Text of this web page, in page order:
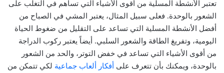
تعتبر الأنشطة المسلية من أقوى الأشياء التي تساهم في التغلب على
الشعور بالوحدة. فعلى سبيل المثال، يعتبر المشي في الصباح من
أفضل الأنشطة المسلية التي تساعد على التقليل من ضغوط الحياة
اليومية، وتفريغ الطاقة والشعور السلبي. أيضاً يعتبر ركوب الدراجة
من أقوى الأشياء التي تساعد في خفض التوتر، والحد من الشعور
بالوحدة، ويمكنك بأن تتعرف على
أفكار ألعاب جماعية لكي تتمكن من